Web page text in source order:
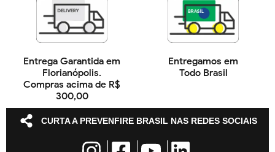
Entrega Garantida em
Florianópolis.
Compras acima de R$
300,00
Entregamos em
Todo Brasil
CURTA A PREVENFIRE BRASIL NAS REDES SOCIAIS